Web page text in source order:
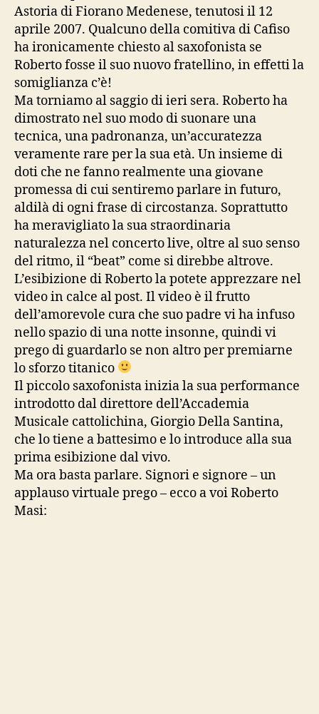
Astoria di Fiorano Medenese, tenutosi il 12
aprile 2007. Qualcuno della comitiva di Cafiso
ha ironicamente chiesto al saxofonista se
Roberto fosse il suo nuovo fratellino, in effetti la
somiglianza c’è!
Ma torniamo al saggio di ieri sera. Roberto ha
dimostrato nel suo modo di suonare una
tecnica, una padronanza, un’accuratezza
veramente rare per la sua età. Un insieme di
doti che ne fanno realmente una giovane
promessa di cui sentiremo parlare in futuro,
aldilà di ogni frase di circostanza. Soprattutto
ha meravigliato la sua straordinaria
naturalezza nel concerto live, oltre al suo senso
del ritmo, il “beat” come si direbbe altrove.
L’esibizione di Roberto la potete apprezzare nel
video in calce al post. Il video è il frutto
dell’amorevole cura che suo padre vi ha infuso
nello spazio di una notte insonne, quindi vi
prego di guardarlo se non altro per premiarne
lo sforzo titanico
Il piccolo saxofonista inizia la sua performance
introdotto dal direttore dell’Accademia
Musicale cattolichina, Giorgio Della Santina,
che lo tiene a battesimo e lo introduce alla sua
prima esibizione dal vivo.
Ma ora basta parlare. Signori e signore – un
applauso virtuale prego – ecco a voi Roberto
Masi: